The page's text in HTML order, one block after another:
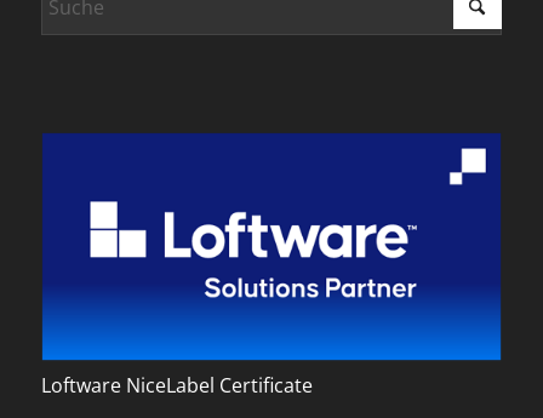
Loftware NiceLabel Certificate